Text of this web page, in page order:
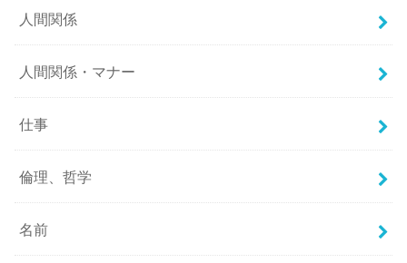
人間関係
人間関係・マナー
仕事
倫理、哲学
名前